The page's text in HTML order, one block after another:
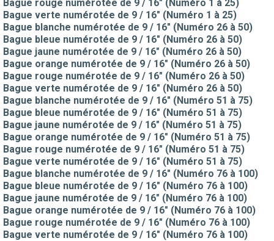
Bague rouge numérotée de 9 / 16" (Numéro 1 à 25)
Bague verte numérotée de 9 / 16" (Numéro 1 à 25)
Bague blanche numérotée de 9 / 16" (Numéro 26 à 50)
Bague bleue numérotée de 9 / 16" (Numéro 26 à 50)
Bague jaune numérotée de 9 / 16" (Numéro 26 à 50)
Bague orange numérotée de 9 / 16" (Numéro 26 à 50)
Bague rouge numérotée de 9 / 16" (Numéro 26 à 50)
Bague verte numérotée de 9 / 16" (Numéro 26 à 50)
Bague blanche numérotée de 9 / 16" (Numéro 51 à 75)
Bague bleue numérotée de 9 / 16" (Numéro 51 à 75)
Bague jaune numérotée de 9 / 16" (Numéro 51 à 75)
Bague orange numérotée de 9 / 16" (Numéro 51 à 75)
Bague rouge numérotée de 9 / 16" (Numéro 51 à 75)
Bague verte numérotée de 9 / 16" (Numéro 51 à 75)
Bague blanche numérotée de 9 / 16" (Numéro 76 à 100)
Bague bleue numérotée de 9 / 16" (Numéro 76 à 100)
Bague jaune numérotée de 9 / 16" (Numéro 76 à 100)
Bague orange numérotée de 9 / 16" (Numéro 76 à 100)
Bague rouge numérotée de 9 / 16" (Numéro 76 à 100)
Bague verte numérotée de 9 / 16" (Numéro 76 à 100)